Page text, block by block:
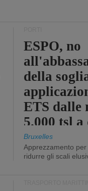
ESPO, no
della
ETS dalle
5.000 tsl
400 tsl
Bruxelles
Apprezzamento
ridurre gli scali